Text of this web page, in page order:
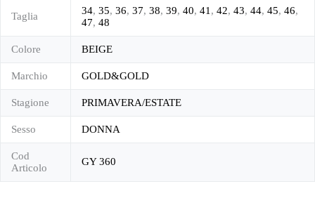
Taglia 34, 35, 36, 37, 38, 39, 40, 41, 42, 43, 44, 45, 46,
47, 48
Colore BEIGE
Marchio GOLD&GOLD
Stagione PRIMAVERA/ESTATE
Sesso DONNA
Cod
Articolo
GY 360